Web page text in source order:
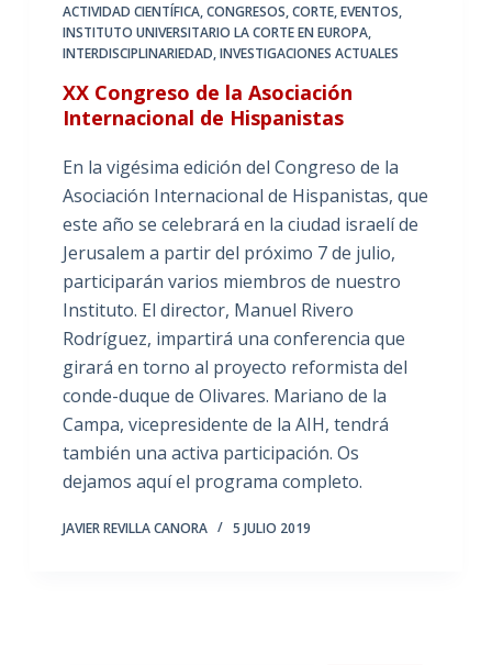
ACTIVIDAD CIENTÍFICA,CONGRESOS,CORTE,EVENTOS,
INSTITUTO UNIVERSITARIO LA CORTE EN EUROPA,
INTERDISCIPLINARIEDAD,INVESTIGACIONES ACTUALES
XX Congreso de la Asociación
Internacional de Hispanistas
En la vigésima edición del Congreso de la
Asociación Internacional de Hispanistas, que
este año se celebrará en la ciudad israelí de
Jerusalem a partir del próximo 7 de julio,
participarán varios miembros de nuestro
Instituto. El director, Manuel Rivero
Rodríguez, impartirá una conferencia que
girará en torno al proyecto reformista del
conde-duque de Olivares. Mariano de la
Campa, vicepresidente de la AIH, tendrá
también una activa participación. Os
dejamos aquí el programa completo.
JAVIER REVILLA CANORA 5 JULIO 2019